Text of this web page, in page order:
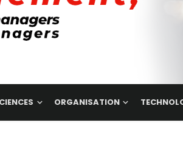
ORGANISATION